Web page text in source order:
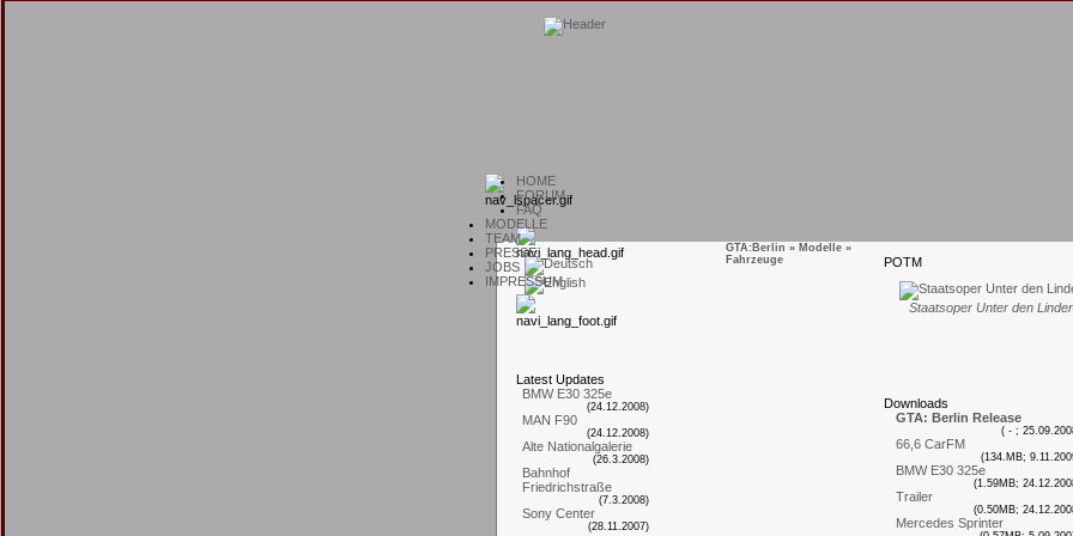
HOME
FORUM
FAQ
MODELLE
TEAM
PRESSE
JOBS
IMPRESSUM
L atest Updates
BMW E30 325e
(24.12.2008)
MAN F90
(24.12.2008)
Alte Nationalgalerie
(26.3.2008)
Bahnhof
Friedrichstraße
(7.3.2008)
Sony Center
(28.11.2007)
POTM
Staatsoper Unter den
Downloads
GTA: Berlin Release
( - ;
66,6 CarFM
(134.MB;
BMW E30 325e
(1.59MB;
Trailer
(0.50MB;
Mercedes Sprinter
GTA:Berlin » Modelle »
Fahrzeuge